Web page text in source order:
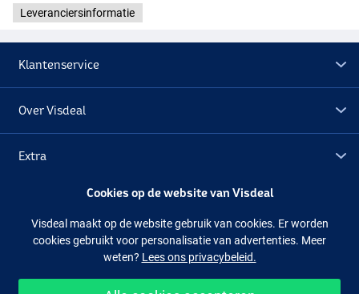
- Aantal delen: 5
- Gewicht: 213g
- Aantal geleideogen: 8
Leveranciersinformatie
Klantenservice
Over Visdeal
Extra
Facebook Instagram
Cookies op de website van Visdeal
Visdeal maakt op de website gebruik van cookies. Er worden
cookies gebruikt voor personalisatie van advertenties. Meer
weten? Lees ons privacybeleid.